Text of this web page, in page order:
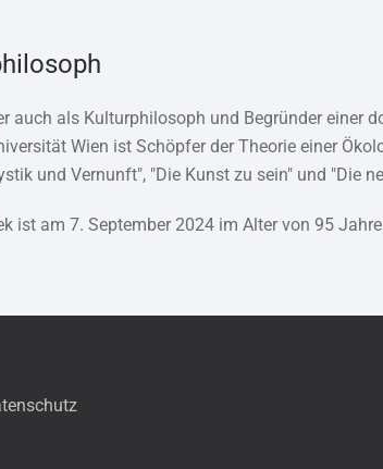
auch als Kulturphilosoph und Begründer einer
Wien ist Schöpfer der Theorie einer
und Vernunft", "Die Kunst zu sein" und "Die
ist am 7. September 2024 im Alter von 95